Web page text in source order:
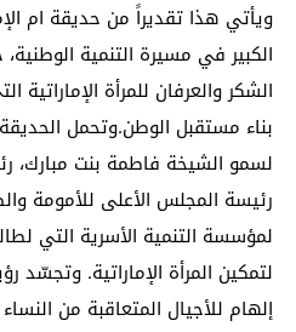
ويأتي هذا تقديراً من حديقة ام
الكبير في مسيرة التنمية
الشكر والعرفان للمرأة
بناء مستقبل الوطن.وتحمل
لسمو الشيخة فاطمة بنت مبارك،
رئيسة المجلس الأعلى للأمومة
لمؤسسة التنمية الأسرية التي
لتمكين المرأة الإماراتية.
إلهام للأجيال المتعاقبة من